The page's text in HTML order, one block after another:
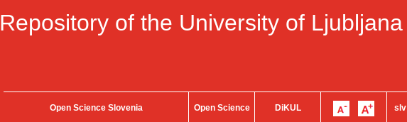
Repository of the University of Ljubljana
Open Science Slovenia Open Science DiKUL slv